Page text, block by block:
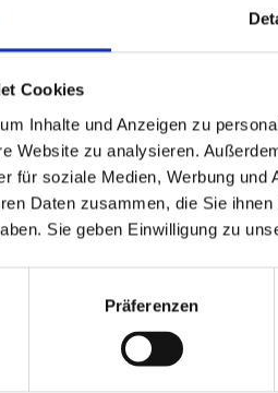
Cookies
Inhalte und Anzeigen zu
Website zu analysieren.
für soziale Medien, Werbung
Daten zusammen, die Sie
Sie geben Einwilligung zu
Präferenzen